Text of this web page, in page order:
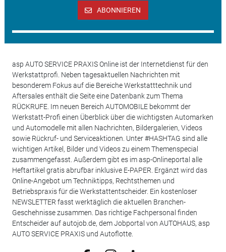
ABONNIEREN
asp AUTO SERVICE PRAXIS Online ist der Internetdienst für den
Werkstattprofi. Neben tagesaktuellen Nachrichten mit
besonderem Fokus auf die Bereiche Werkstatttechnik und
Aftersales enthält die Seite eine Datenbank zum Thema
RÜCKRUFE. Im neuen Bereich AUTOMOBILE bekommt der
Werkstatt-Profi einen Überblick über die wichtigsten Automarken
und Automodelle mit allen Nachrichten, Bildergalerien, Videos
sowie Rückruf- und Serviceaktionen. Unter #HASHTAG sind alle
wichtigen Artikel, Bilder und Videos zu einem Themenspecial
zusammengefasst. Außerdem gibt es im asp-Onlineportal alle
Heftartikel gratis abrufbar inklusive E-PAPER. Ergänzt wird das
Online-Angebot um Techniktipps, Rechtsthemen und
Betriebspraxis für die Werkstattentscheider. Ein kostenloser
NEWSLETTER fasst werktäglich die aktuellen Branchen-
Geschehnisse zusammen. Das richtige Fachpersonal finden
Entscheider auf autojob.de, dem Jobportal von AUTOHAUS, asp
AUTO SERVICE PRAXIS und Autoflotte.